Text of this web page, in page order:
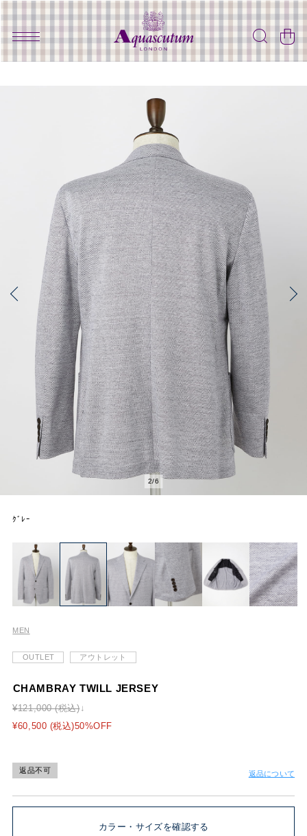
2/6
ｸﾞﾚｰ
MEN
OUTLET アウトレット
CHAMBRAY TWILL JERSEY
¥121,000 (税込)
¥60,500 (税込)50%OFF
返品不可 返品について
カラー・サイズを確認する